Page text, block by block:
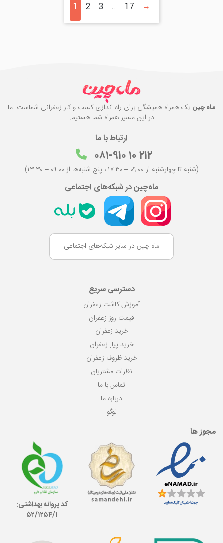
1 2 3 .. →
17
ماه چین یک همراه همیشگی برای راه اندازی کسب و کار زعفرانی شماست. ما
در این مسیر همراه شما هستیم.
ارتباط با ما
۰۸۱-۹۱۰ ۱۰ ۲۱۲
(شنبه تا چهارشنبه از ۰۹:۰۰ – ۱۷:۳۰ ، پنج شنبه‌ها از ۰۹:۰۰ – ۱۳:۳۰)
ماه‌چین در شبکه‌های اجتماعی
ماه چین در سایر شبکه‌های اجتماعی
دسترسی سریع
آموزش کاشت زعفران
قیمت روز زعفران
خرید زعفران
خرید پیاز زعفران
خرید ظروف زعفران
نظرات مشتریان
تماس با ما
درباره ما
لوگو
مجوز ها
کد پروانه بهداشتی:
۵۲/١٢۵۴/١